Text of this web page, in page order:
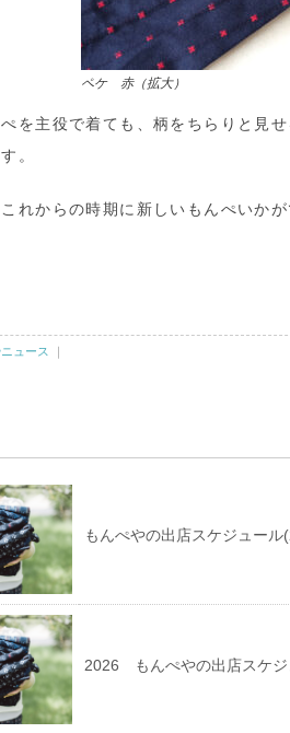
ペケ 赤（拡大）
を主役で着ても、柄をちらりと見
。
れからの時期に新しいもんぺいかが
ュース
もんぺやの出店スケジュール
2026 もんぺやの出店スケジ